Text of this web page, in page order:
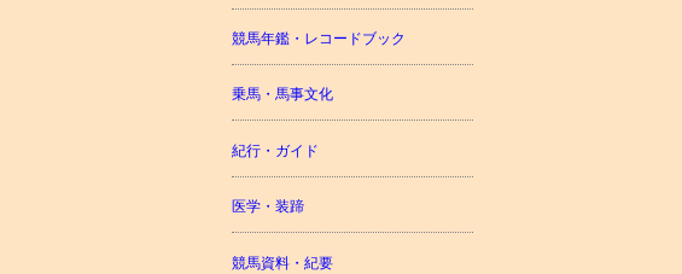
競馬年鑑・レコードブック
乗馬・馬事文化
紀行・ガイド
医学・装蹄
競馬資料・紀要